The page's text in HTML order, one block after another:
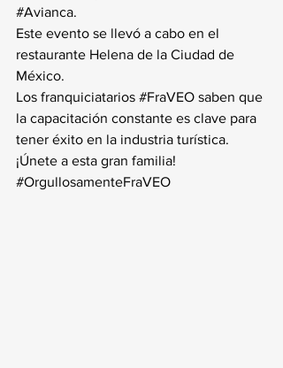
#Avianca.
Este evento se llevó a cabo en el
restaurante Helena de la Ciudad de
México.
Los franquiciatarios #FraVEO saben que
la capacitación constante es clave para
tener éxito en la industria turística.
¡Únete a esta gran familia!
#OrgullosamenteFraVEO